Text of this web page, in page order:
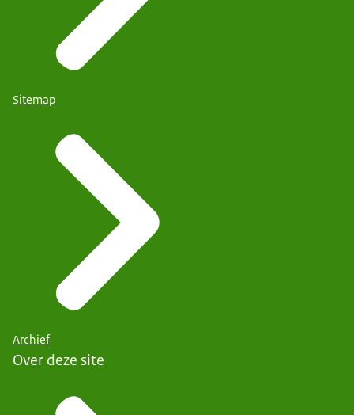
Sitemap
Archief
Over deze site